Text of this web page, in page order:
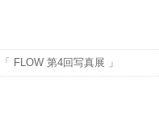
「 FLOW 第4回写真展 」